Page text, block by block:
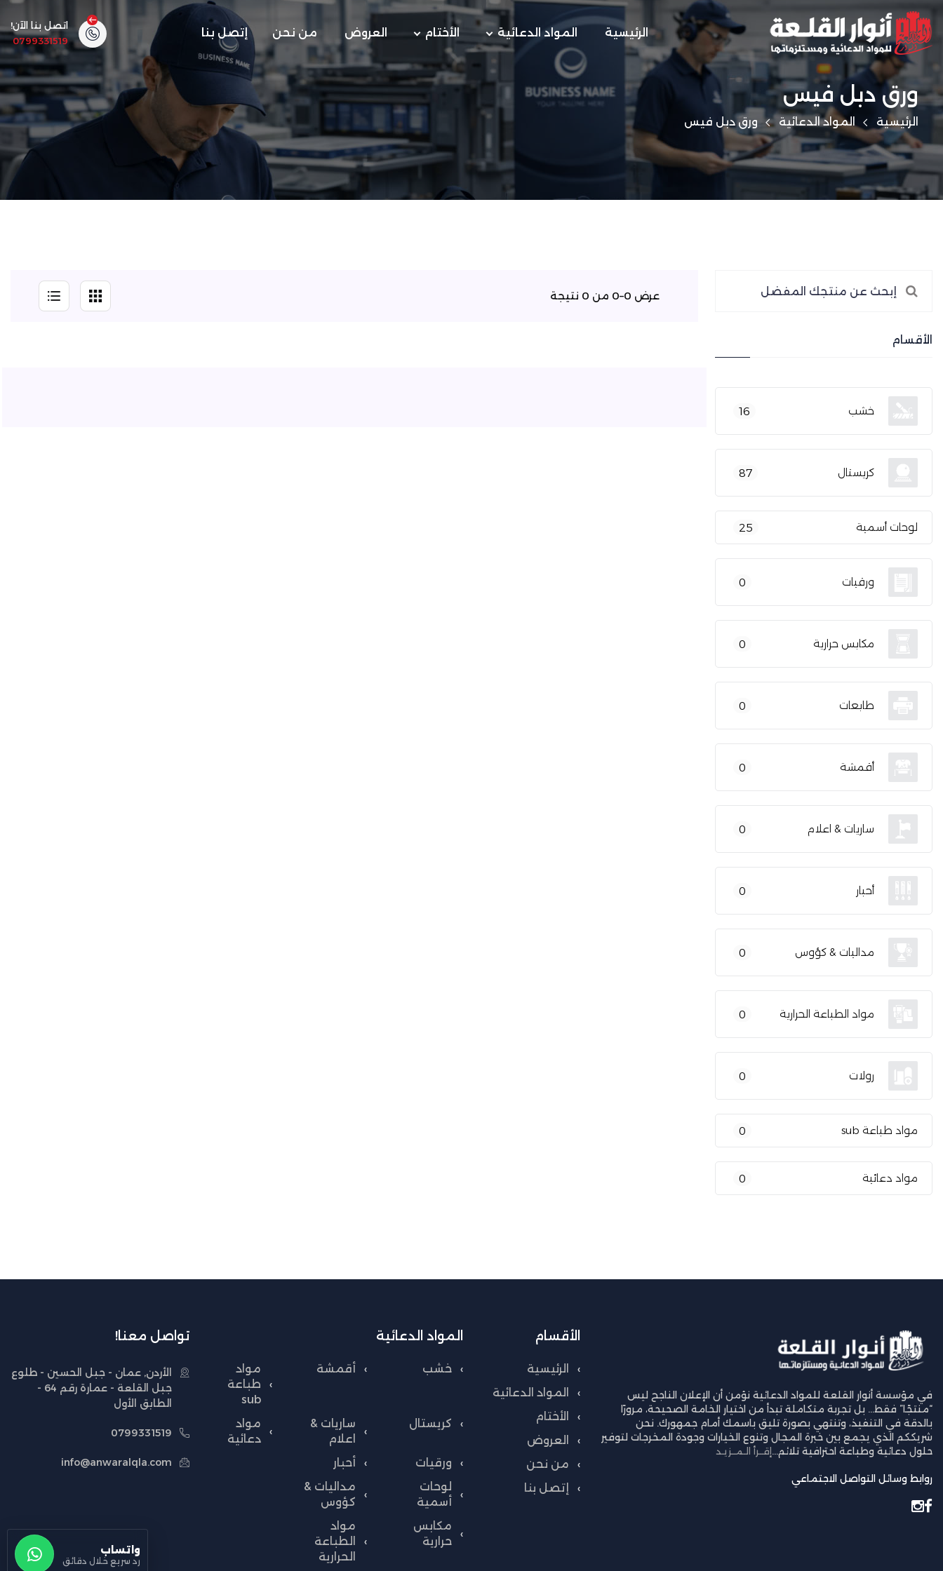
الرئيسية المواد الدعائية الأختام العروض من نحن إتصل بنا
اتصل بنا الآن!
0799331519
ورق دبل فيس
الرئيسية المواد الدعائية ورق دبل فيس
الأقسام
خشب 16
كريستال 87
لوحات أسمية 25
ورقيات 0
مكابس حرارية 0
طابعات 0
أقمشة 0
ساريات & اعلام 0
أحبار 0
مداليات & كؤوس 0
مواد الطباعة الحرارية 0
رولات 0
مواد طباعة sub 0
مواد دعائية 0
عرض 0–0 من 0 نتيجة
في مؤسسة أنوار القلعة للمواد الدعائية نؤمن أن الإعلان الناجح ليس
“منتجًا” فقط… بل تجربة متكاملة تبدأ من اختيار الخامة الصحيحة، مرورًا
بالدقة في التنفيذ، وتنتهي بصورة تليق باسمك أمام جمهورك. نحن
شريككم الذي يجمع بين خبرة المجال وتنوع الخيارات وجودة المخرجات لتوفير
حلول دعائية وطباعة احترافية تلائم... إقــرأ الـمــزيـد
روابط وسائل التواصل الاجتماعي
الأقسام
الرئيسية
المواد الدعائية
الأختام
العروض
من نحن
إتصل بنا
المواد الدعائية
خشب
كريستال
ورقيات
لوحات
أسمية
مكابس
حرارية
أقمشة
ساريات &
اعلام
أحبار
مداليات &
كؤوس
مواد
الطباعة
الحرارية
مواد
طباعة
sub
مواد
دعائية
تواصل معنا!
الأردن, عمان - جبل الحسين - طلوع
جبل القلعة - عمارة رقم 64 -
الطابق الأول
0799331519
info@anwaralqla.com
واتساب
رد سريع خلال دقائق